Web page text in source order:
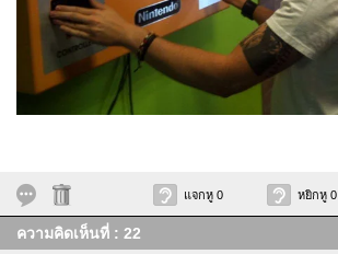
แจกหู 0 หยิกหู 0
ความคิดเห็นที่ : 22